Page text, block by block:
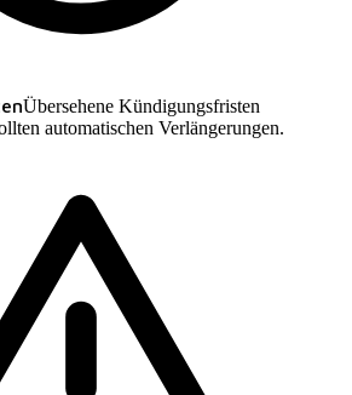
Übersehene Kündigungsfristen
automatischen Verlängerungen.